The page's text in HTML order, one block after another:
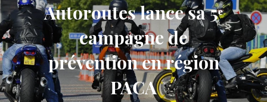
Autoroutes lance sa 5ᵉ
campagne de
prévention en région
PACA